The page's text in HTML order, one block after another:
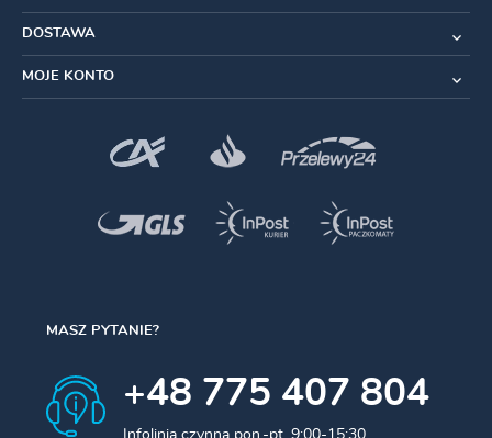
DOSTAWA
MOJE KONTO
MASZ PYTANIE?
+48 775 407 804